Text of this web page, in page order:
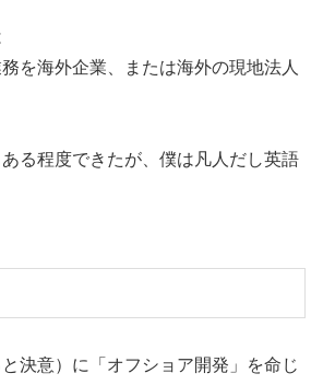
を海外企業、または海外の現地法人
る程度できたが、僕は凡人だし英語
決意）に「オフショア開発」を命じ